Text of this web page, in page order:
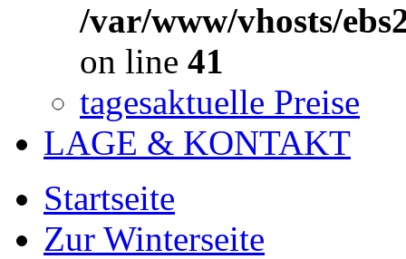
/var/www/vhosts/
on line 41
tagesaktuelle Preise
LAGE & KONTAKT
Startseite
Zur Winterseite